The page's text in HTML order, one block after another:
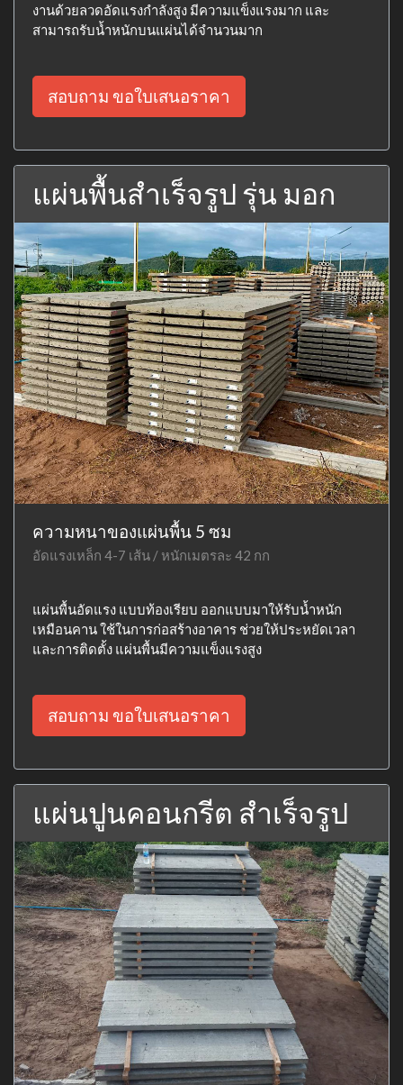
งานด้วยลวดอัดแรงกำลังสูง มีความแข็งแรงมาก และ
สามารถรับน้ำหนักบนแผ่นได้จำนวนมาก
สอบถาม ขอใบเสนอราคา
แผ่นพื้นสำเร็จรูป รุ่น มอก
ความหนาของแผ่นพื้น 5 ซม
อัดแรงเหล็ก 4-7 เส้น / หนักเมตรละ 42 กก
แผ่นพื้นอัดแรง แบบท้องเรียบ ออกแบบมาให้รับน้ำหนัก
เหมือนคาน ใช้ในการก่อสร้างอาคาร ช่วยให้ประหยัดเวลา
และการติดตั้ง แผ่นพื้นมีความแข็งแรงสูง
สอบถาม ขอใบเสนอราคา
แผ่นปูนคอนกรีต สำเร็จรูป